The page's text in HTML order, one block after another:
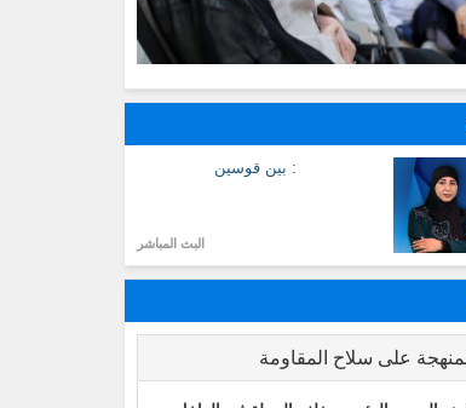
: بين قوسين
البث المباشر
على سلاح المقاومة